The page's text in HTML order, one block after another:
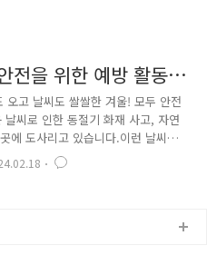
전을 위한 예방 활동
오고 날씨도 쌀쌀한 겨울! 모두 안전
씨로 인한 동절기 화재 사고, 자연
에 도사리고 있습니다.이런 날씨에
의 관심과 관리가 필요합니다.
기 위해서 창신동에 있는 천막촌에
상황이었고,특히 동절기 화재